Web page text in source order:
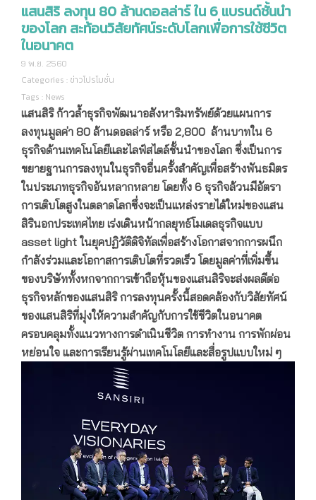
แสนสิริ ลงทุน 80 ล้านดอลล่าร์ ใน 6 แบรนด์ชั้นนำ
ของโลก สะท้อนวิสัยทัศน์ระดับโลกเพื่อการใช้ชีวิต
ในอนาคต
9 พ.ย. 2560
Categories : ข่าวโปรโมชั่น
Tags : News
แสนสิริ ก้าวล้ำธุรกิจพัฒนาอสังหาริมทรัพย์ด้วยแผนการ
ลงทุนมูลค่า 80 ล้านดอลล่าร์ หรือ 2,800 ล้านบาทใน 6
ธุรกิจด้านเทคโนโลยีและไลฟ์สไตล์ชั้นนำของโลก ซึ่งเป็นการ
ขยายฐานการลงทุนในธุรกิจอื่นครั้งสำคัญเพื่อสร้างพันธมิตร
ในประเภทธุรกิจอันหลากหลาย โดยทั้ง 6 ธุรกิจล้วนมีอัตรา
การเติบโตสูงในตลาดโลกซึ่งจะเป็นแหล่งรายได้ใหม่ของแสน
สิรินอกประเทศไทย เร่งเดินหน้ากลยุทธ์โมเดลธุรกิจแบบ
asset light ในยุคปฏิวัติดิจิทัลเพื่อสร้างโอกาสจากการผนึก
กำลังร่วมและโอกาสการเติบโตที่รวดเร็ว โดยมูลค่าที่เพิ่มขึ้น
ของบริษัททั้งหกจากการเข้าถือหุ้นของแสนสิริจะส่งผลดีต่อ
ธุรกิจหลักของแสนสิริ การลงทุนครั้งนี้สอดคล้องกับวิสัยทัศน์
ของแสนสิริที่มุ่งให้ความสำคัญกับการใช้ชีวิตในอนาคต
ครอบคลุมทั้งแนวทางการดำเนินชีวิต การทำงาน การพักผ่อน
หย่อนใจ และการเรียนรู้ผ่านเทคโนโลยีและสื่อรูปแบบใหม่ ๆ